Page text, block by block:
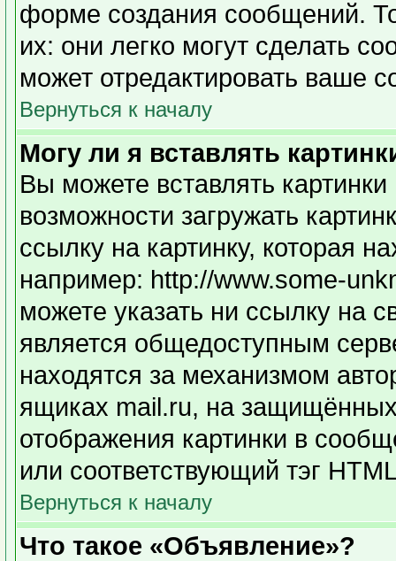
форме создания сообщений.
их: они легко могут сделать
может отредактировать ваше
Вернуться к началу
Могу ли я вставлять
Вы можете вставлять
возможности загружать
ссылку на картинку, которая
например: http://www.some-
можете указать ни ссылку на
является общедоступным
находятся за механизмом
ящиках mail.ru, на
отображения картинки в
или соответствующий тэг
Вернуться к началу
Что такое «Объявление»?